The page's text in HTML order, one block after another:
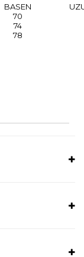
BASEN
70
74
78